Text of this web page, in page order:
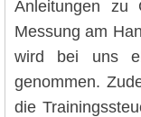
Anleitungen zu
Messung am
wird bei uns
genommen.
die